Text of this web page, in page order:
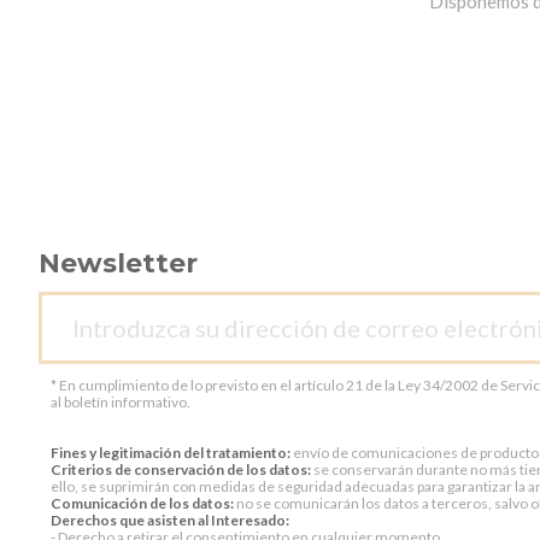
Newsletter
* En cumplimiento de lo previsto en el artículo 21 de la Ley 34/2002 de
al boletín informativo.
Fines y legitimación del tratamiento: envío de comunicaciones de
Criterios de conservación de los datos: se conservarán durante no más
ello, se suprimirán con medidas de seguridad adecuadas para garantizar
Comunicación de los datos: no se comunicarán los datos a terceros, salvo
Derechos que asisten al Interesado: